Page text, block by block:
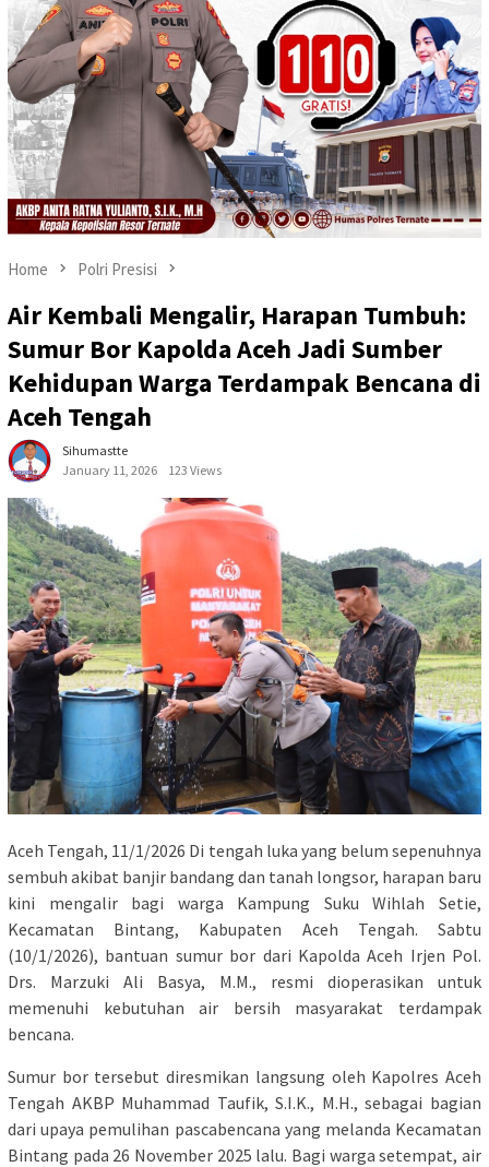
Home Polri Presisi
Air Kembali Mengalir, Harapan Tumbuh:
Sumur Bor Kapolda Aceh Jadi Sumber
Kehidupan Warga Terdampak Bencana di
Aceh Tengah
Sihumastte
January 11, 2026
123 Views
Aceh Tengah, 11/1/2026 Di tengah luka yang belum sepenuhnya
sembuh akibat banjir bandang dan tanah longsor, harapan baru
kini mengalir bagi warga Kampung Suku Wihlah Setie,
Kecamatan Bintang, Kabupaten Aceh Tengah. Sabtu
(10/1/2026), bantuan sumur bor dari Kapolda Aceh Irjen Pol.
Drs. Marzuki Ali Basya, M.M., resmi dioperasikan untuk
memenuhi kebutuhan air bersih masyarakat terdampak
bencana.
Sumur bor tersebut diresmikan langsung oleh Kapolres Aceh
Tengah AKBP Muhammad Taufik, S.I.K., M.H., sebagai bagian
dari upaya pemulihan pascabencana yang melanda Kecamatan
Bintang pada 26 November 2025 lalu. Bagi warga setempat, air